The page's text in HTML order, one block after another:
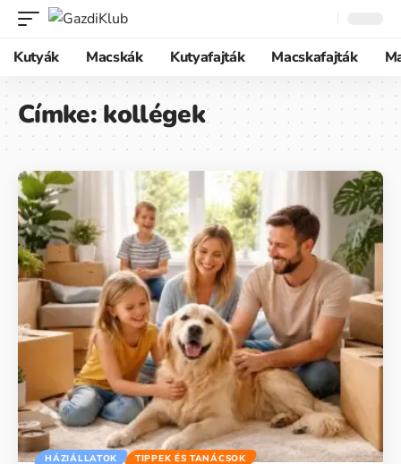
Kutyák Macskák Kutyafajták Macskafajták
Címke:kollégek
HÁZIÁLLATOK TIPPEK ÉS TANÁCSOK